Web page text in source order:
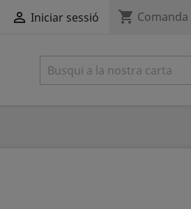
 Iniciar sessió shopping_cart Comanda